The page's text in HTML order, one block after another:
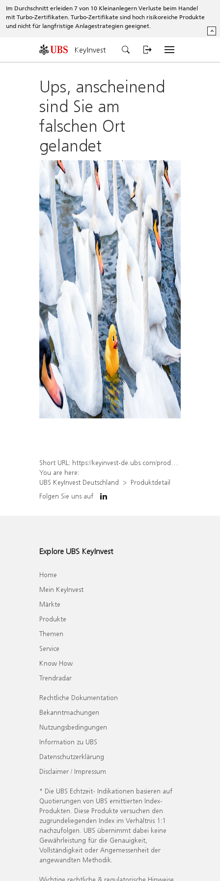
Im Durchschnitt erleiden 7 von 10 Kleinanlegern Verluste beim Handel
mit Turbo-Zertifikaten. Turbo-Zertifikate sind hoch risikoreiche Produkte
und nicht für langfristige Anlagestrategien geeignet.
^
KeyInvest
Ups, anscheinend
sind Sie am
falschen Ort
gelandet
Short URL: https://keyinvest-de.ubs.com/produkt/detail/index/isin/DE000WA641Y4
You are here:
UBS KeyInvest Deutschland
Produktdetail
Folgen Sie uns auf
Explore UBS KeyInvest
Home
Mein KeyInvest
Märkte
Produkte
Themen
Service
Know How
Trendradar
Rechtliche Dokumentation
Bekanntmachungen
Nutzungsbedingungen
Information zu UBS
Datenschutzerklärung
Disclaimer / Impressum
* Die UBS Echtzeit- Indikationen basieren auf
Quotierungen von UBS emittierten Index-
Produkten. Diese Produkte versuchen den
zugrundeliegenden Index im Verhältnis 1:1
nachzufolgen. UBS übernimmt dabei keine
Gewährleistung für die Genauigkeit,
Vollständigkeit oder Angemessenheit der
angewandten Methodik.